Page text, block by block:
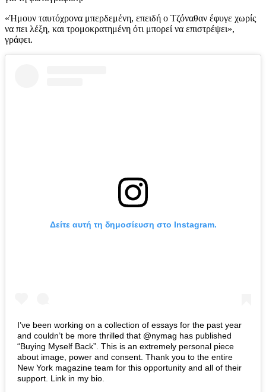
«Ήμουν ταυτόχρονα μπερδεμένη, επειδή ο Τζόναθαν έφυγε χωρίς
να πει λέξη, και τρομοκρατημένη ότι μπορεί να επιστρέψει»,
γράφει.
Δείτε αυτή τη δημοσίευση στο Instagram.
I’ve been working on a collection of essays for the past year
and couldn’t be more thrilled that @nymag has published
“Buying Myself Back”. This is an extremely personal piece
about image, power and consent. Thank you to the entire
New York magazine team for this opportunity and all of their
support. Link in my bio.